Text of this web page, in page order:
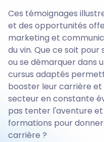
Ces témoignages
et des opportunités
marketing et
du vin. Que ce soit
ou se démarquer dans
cursus adaptés
booster leur carrière et
secteur en constante
pas tenter l'aventure et
formations pour
carrière ?